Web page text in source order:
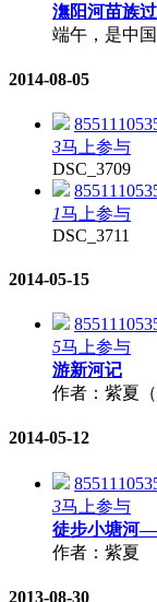
潕阳河苗族
端午，是中
2014-08-05
3马上参与
DSC_3709
1马上参与
DSC_3711
2014-05-15
5马上参与
游新河记
作者：紫夏
2014-05-12
3马上参与
徒步小塘河
作者：紫夏
2013-08-30